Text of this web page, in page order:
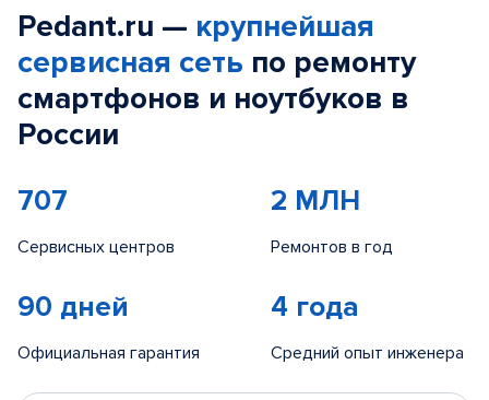
Pedant.ru — крупнейшая
сервисная сеть по ремонту
смартфонов и ноутбуков в
России
707
Сервисных центров
2 МЛН
Ремонтов в год
90 дней
Официальная гарантия
4 года
Средний опыт инженера